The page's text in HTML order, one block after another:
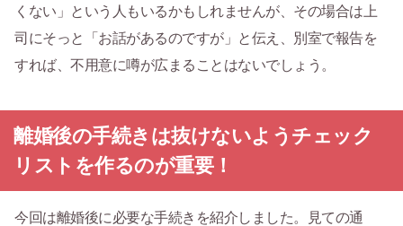
くない」という人もいるかもしれませんが、その場合は上
司にそっと「お話があるのですが」と伝え、別室で報告を
すれば、不用意に噂が広まることはないでしょう。
離婚後の手続きは抜けないようチェック
リストを作るのが重要！
今回は離婚後に必要な手続きを紹介しました。見ての通